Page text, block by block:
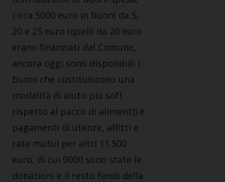
circa 5000 euro in buoni da 5,
20 e 25 euro (quelli da 20 euro
erano finanziati dal Comune,
ancora oggi sono disponibili i
buoni che costituiscono una
modalità di aiuto più soft
rispetto al pacco di alimenti) e
pagamenti di utenze, affitti e
rate mutui per altri 11.500
euro, di cui 9000 sono state le
donazioni e il resto fondi della